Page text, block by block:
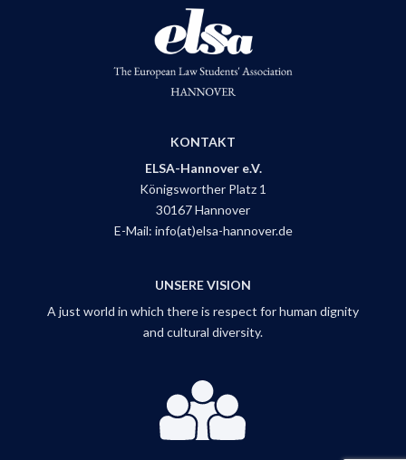
KONTAKT
ELSA-Hannover e.V.
Königsworther Platz 1
30167 Hannover
E-Mail: info(at)elsa-hannover.de
UNSERE VISION
A just world in which there is respect for human dignity
and cultural diversity.